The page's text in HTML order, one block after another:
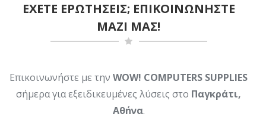
ΕΧΕΤΕ ΕΡΩΤΗΣΕΙΣ; ΕΠΙΚΟΙΝΩΝΗΣΤΕ
ΜΑΖΙ ΜΑΣ!
Επικοινωνήστε με την WOW! COMPUTERS SUPPLIES
σήμερα για εξειδικευμένες λύσεις στο Παγκράτι,
Αθήνα.